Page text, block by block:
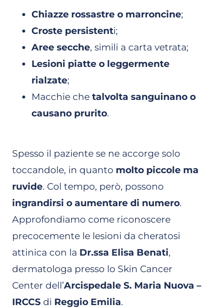
Chiazze rossastre o marroncine;
Croste persistenti;
Aree secche, simili a carta vetrata;
Lesioni piatte o leggermente
rialzate;
Macchie che talvolta sanguinano o
causano prurito.
Spesso il paziente se ne accorge solo
toccandole, in quanto molto piccole ma
ruvide. Col tempo, però, possono
ingrandirsi o aumentare di numero.
Approfondiamo come riconoscere
precocemente le lesioni da cheratosi
attinica con la Dr.ssa Elisa Benati,
dermatologa presso lo Skin Cancer
Center dell’Arcispedale S. Maria Nuova –
IRCCS di Reggio Emilia.